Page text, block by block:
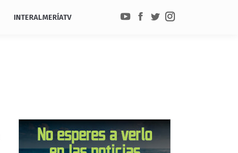
INTERALMERÍATV
YouTube
Facebook
TwitterInstagram